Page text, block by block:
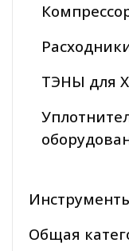
ТЭНЫ для
Общая